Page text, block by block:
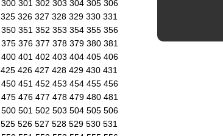
300 301 302 303 304 305 306
325 326 327 328 329 330 331
350 351 352 353 354 355 356
375 376 377 378 379 380 381
400 401 402 403 404 405 406
425 426 427 428 429 430 431
450 451 452 453 454 455 456
475 476 477 478 479 480 481
500 501 502 503 504 505 506
525 526 527 528 529 530 531